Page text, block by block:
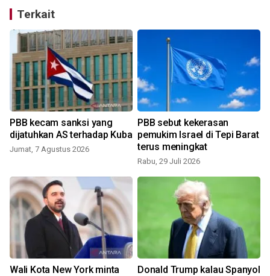
Terkait
PBB kecam sanksi yang
dijatuhkan AS terhadap Kuba
Jumat, 7 Agustus 2026
PBB sebut kekerasan
pemukim Israel di Tepi Barat
terus meningkat
Rabu, 29 Juli 2026
Wali Kota New York minta Donald Trump kalau Spanyol